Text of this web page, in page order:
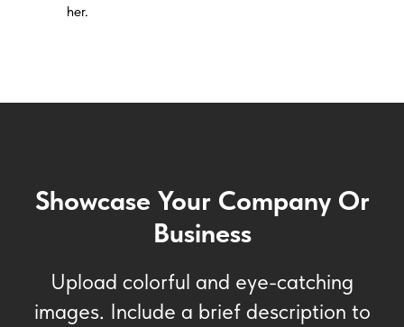
her.
Showcase Your Company Or
Business
Upload colorful and eye-catching
images. Include a brief description to